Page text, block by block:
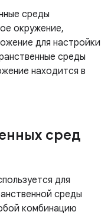
среды
окружение,
для настройки
среды
находится в
сред
для
среды
комбинацию